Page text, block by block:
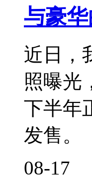
与豪
近日，
照曝光
下半年
发售。
08-17